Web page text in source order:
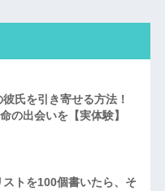
彼氏を引き寄せる方法！
の出会いを【実体験】
トを100個書いたら、そ